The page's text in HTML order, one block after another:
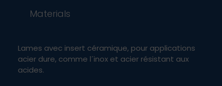
Materials
Lames avec insert céramique, pour applications
acier dure, comme l´inox et acier résistant aux
acides.